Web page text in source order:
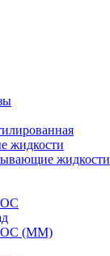
жидкости
жидкости
(ММ)